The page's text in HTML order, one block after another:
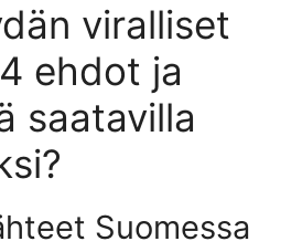
viralliset
ehdot ja
saatavilla
Suomessa